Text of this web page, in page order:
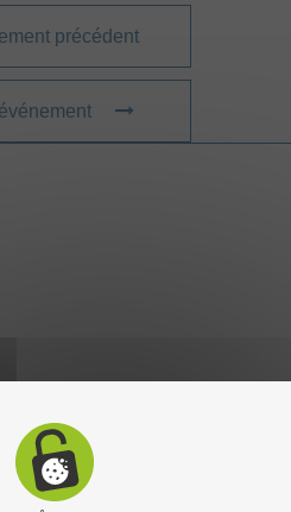
précédent